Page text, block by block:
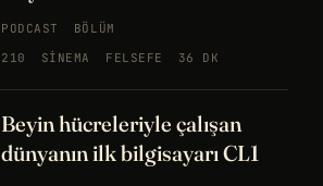
PODCAST
BÖLÜM
210
SINEMA FELSEFE 36 DK
Beyin hücreleriyle çalışan
dünyanın ilk bilgisayarı CL1